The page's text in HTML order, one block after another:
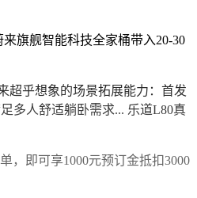
旗舰智能科技全家桶带入20-30
超乎想象的场景拓展能力：首发
多人舒适躺卧需求... 乐道L80真
，即可享1000元预订金抵扣3000